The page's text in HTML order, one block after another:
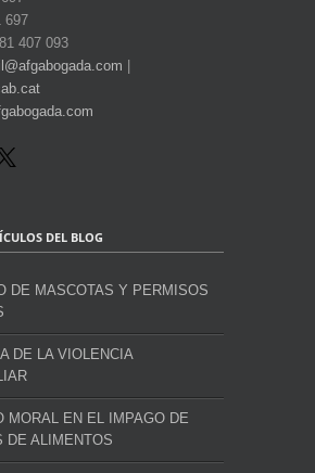
697
407 093
DEL BLOG
DE MASCOTAS Y PERMISOS
DE LA VIOLENCIA
MORAL EN EL IMPAGO DE
DE ALIMENTOS